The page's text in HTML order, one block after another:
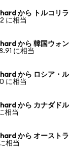
から トルコリラ
に相当
から 韓国ウォン
に相当
から ロシア・
に相当
から カナダドル
相当
から オースト
相当